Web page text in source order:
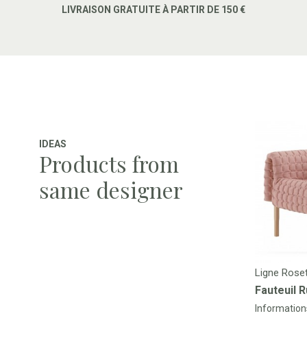
LIVRAISON GRATUITE À PARTIR DE 150 €
IDEAS
Products from
same designer
Ligne
Fauteuil